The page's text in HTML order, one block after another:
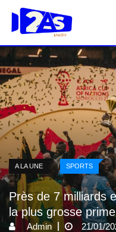
content
A LA UNE SPORTS
Près de 7 milliards
la plus grosse
Admin
21/01/